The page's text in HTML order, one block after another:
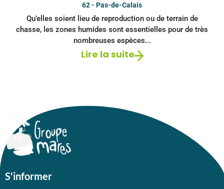
62 - Pas-de-Calais
Qu’elles soient lieu de reproduction ou de terrain de
chasse, les zones humides sont essentielles pour de très
nombreuses espèces...
Lire la suite
S'informer